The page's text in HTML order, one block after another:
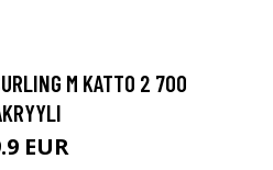
M KATTO 2 700
EUR